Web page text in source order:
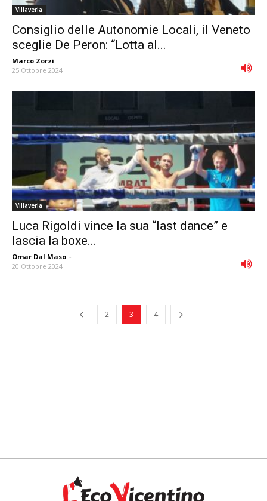
Villaverla
Consiglio delle Autonomie Locali, il Veneto
sceglie De Peron: “Lotta al...
Marco Zorzi -
25 Ottobre 2024
Villaverla
Luca Rigoldi vince la sua “last dance” e
lascia la boxe...
Omar Dal Maso -
20 Ottobre 2024
2 3 4